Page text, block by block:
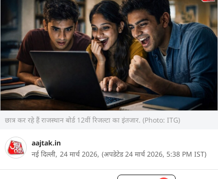
छात्र कर रहे हैं राजस्थान बोर्ड 12वीं रिजल्टा का इंतजार. (Photo: ITG)
aajtak.in
नई दिल्ली, 24 मार्च 2026, (अपडेटेड 24 मार्च 2026, 5:38 PM IST)